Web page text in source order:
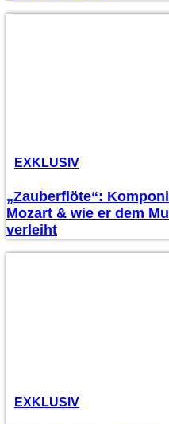
EXKLUSIV
„Zauberflöte“:
Mozart & wie er dem
verleiht
EXKLUSIV